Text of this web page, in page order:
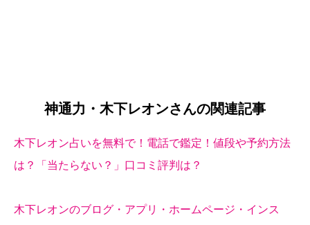
神通力・木下レオンさんの関連記事
木下レオン占いを無料で！電話で鑑定！値段や予約方法
は？「当たらない？」口コミ評判は？
木下レオンのブログ・アプリ・ホームページ・インス